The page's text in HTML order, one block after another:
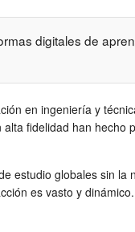
digitales de
en ingeniería y
fidelidad han hecho
estudio globales sin la
es vasto y